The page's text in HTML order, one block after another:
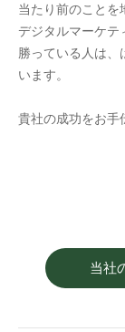
当たり前のことを
デジタルマーケテ
勝っている人は、
います。
貴社の成功をお手
当社